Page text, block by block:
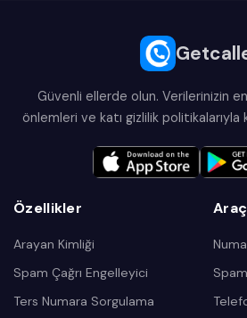
Güvenli ellerde olun. Verilerinizin
önlemleri ve katı gizlilik politikalarıyla
Özellikler
Arayan Kimliği
Spam Çağrı Engelleyici
Ters Numara Sorgulama